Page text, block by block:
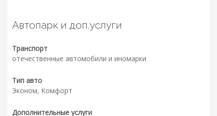
Автопарк и доп.услуги
Транспорт
отечественные автомобили и иномарки
Тип авто
Эконом, Комфорт
Дополнительные услуги